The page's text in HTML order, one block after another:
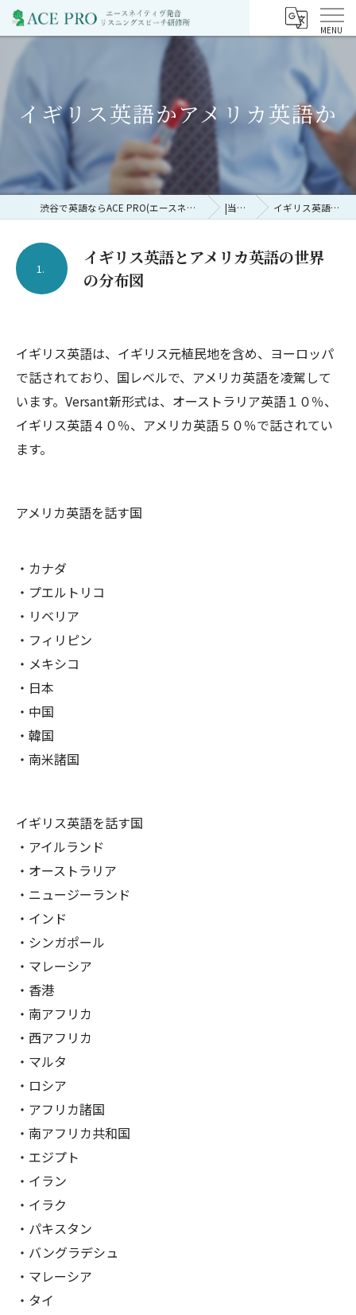
イギリス英語かアメリカ英語か
渋谷で英語ならACE PRO(エースネイティヴ発音リスニングスピーチ研修所) |当所の特徴 イギリス英語かアメリカ英語か
イギリス英語とアメリカ英語の世界
の分布図
1.
イギリス英語は、イギリス元植民地を含め、ヨーロッパ
で話されており、国レベルで、アメリカ英語を凌駕して
います。Versant新形式は、オーストラリア英語１０％、
イギリス英語４０％、アメリカ英語５０％で話されてい
ます。
アメリカ英語を話す国
・カナダ
・プエルトリコ
・リベリア
・フィリピン
・メキシコ
・日本
・中国
・韓国
・南米諸国
イギリス英語を話す国
・アイルランド
・オーストラリア
・ニュージーランド
・インド
・シンガポール
・マレーシア
・香港
・南アフリカ
・西アフリカ
・マルタ
・ロシア
・アフリカ諸国
・南アフリカ共和国
・エジプト
・イラン
・イラク
・パキスタン
・バングラデシュ
・マレーシア
・タイ